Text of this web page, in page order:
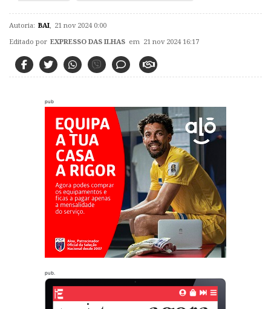
Autoria: BAI 21 nov 2024 0:00
Editado por EXPRESSO DAS ILHAS em 21 nov 2024 16:17
pub
pub.